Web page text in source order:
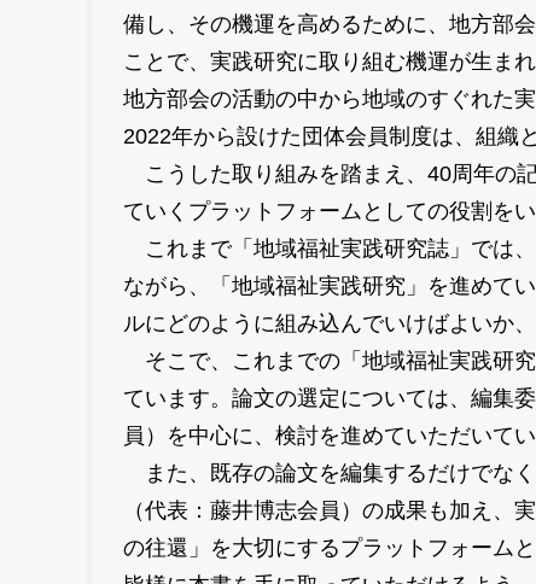
備し、その機運を高めるために、地方部
ことで、実践研究に取り組む機運が生ま
地方部会の活動の中から地域のすぐれた
2022年から設けた団体会員制度は、組
こうした取り組みを踏まえ、40周年の
ていくプラットフォームとしての役割を
これまで「地域福祉実践研究誌」では
ながら、「地域福祉実践研究」を進めて
ルにどのように組み込んでいけばよいか
そこで、これまでの「地域福祉実践研
ています。論文の選定については、編集
員）を中心に、検討を進めていただいてい
また、既存の論文を編集するだけでな
（代表：藤井博志会員）の成果も加え
の往還」を大切にするプラットフォーム